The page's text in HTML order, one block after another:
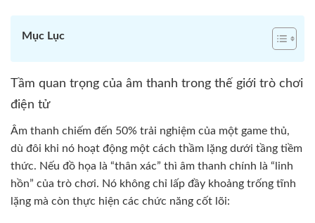
Mục Lục
Tầm quan trọng của âm thanh trong thế giới trò chơi
điện tử
Âm thanh chiếm đến 50% trải nghiệm của một game thủ,
dù đôi khi nó hoạt động một cách thầm lặng dưới tầng tiềm
thức. Nếu đồ họa là “thân xác” thì âm thanh chính là “linh
hồn” của trò chơi. Nó không chỉ lấp đầy khoảng trống tĩnh
lặng mà còn thực hiện các chức năng cốt lõi: